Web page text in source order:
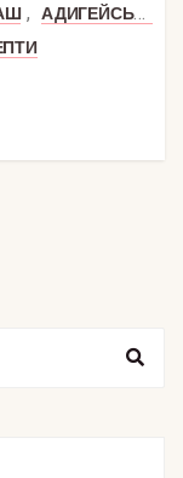
,
АДИГЕЙСЬКИЙ СИР